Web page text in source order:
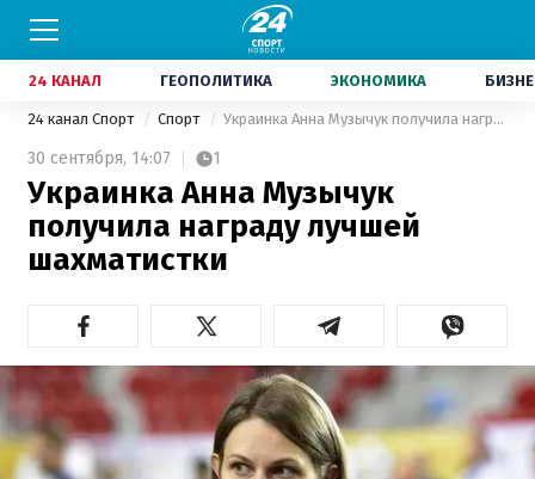
24 КАНАЛ ГЕОПОЛИТИКА ЭКОНОМИКА
24 канал Спорт Спорт Украинка Анна Музычук получила награду лучшей шахматистки
30 сентября, 14:07 1
Украинка Анна Музычук
получила награду лучшей
шахматистки